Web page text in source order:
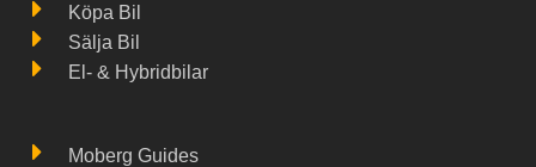
Köpa Bil
Sälja Bil
El- & Hybridbilar
Moberg Guides